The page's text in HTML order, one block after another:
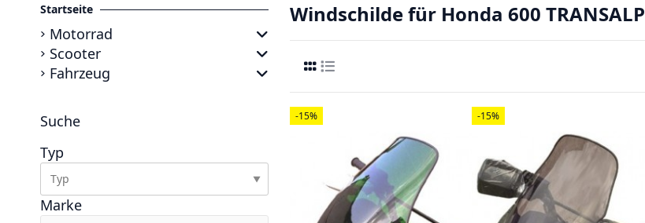
Windschilde für Honda 600 TRANSALP
-15% -15%
Startseite
Motorrad
Scooter
Fahrzeug
Suche
Typ
▼
Marke